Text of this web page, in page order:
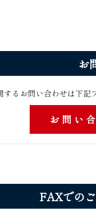
お
するお問い合わせは下記
お問い
FAXでのご